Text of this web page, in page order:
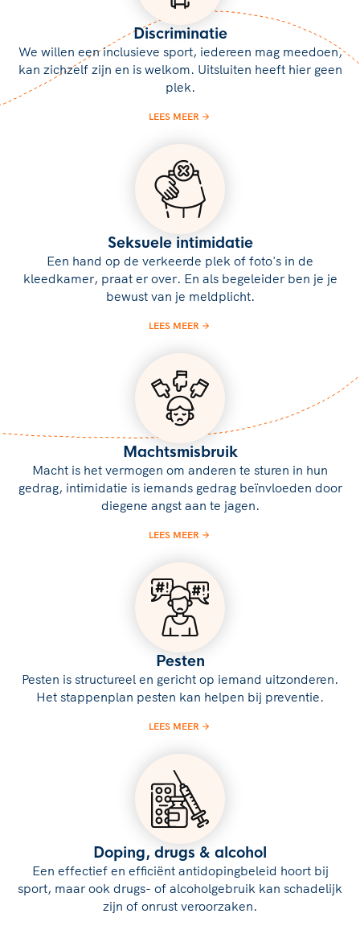
Discriminatie
We willen een inclusieve sport, iedereen mag meedoen,
kan zichzelf zijn en is welkom. Uitsluiten heeft hier geen
plek.
LEES MEER
Seksuele intimidatie
Een hand op de verkeerde plek of foto's in de
kleedkamer, praat er over. En als begeleider ben je je
bewust van je meldplicht.
LEES MEER
Machtsmisbruik
Macht is het vermogen om anderen te sturen in hun
gedrag, intimidatie is iemands gedrag beïnvloeden door
diegene angst aan te jagen.
LEES MEER
Pesten
Pesten is structureel en gericht op iemand uitzonderen.
Het stappenplan pesten kan helpen bij preventie.
LEES MEER
Doping, drugs & alcohol
Een effectief en efficiënt antidopingbeleid hoort bij
sport, maar ook drugs- of alcoholgebruik kan schadelijk
zijn of onrust veroorzaken.